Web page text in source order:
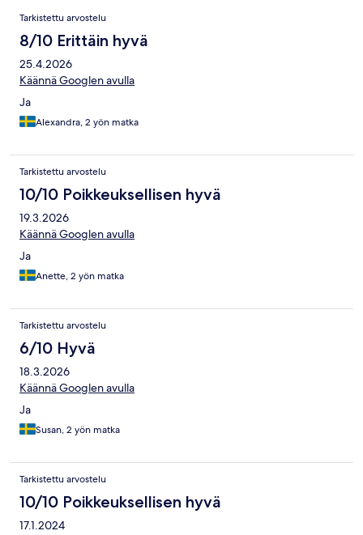
Arvostelut
Tarkistettu arvostelu
8/10 Erittäin hyvä
25.4.2026
Käännä Googlen avulla
Ja
Alexandra, 2 yön matka
Tarkistettu arvostelu
10/10 Poikkeuksellisen hyvä
19.3.2026
Käännä Googlen avulla
Ja
Anette, 2 yön matka
Tarkistettu arvostelu
6/10 Hyvä
18.3.2026
Käännä Googlen avulla
Ja
Susan, 2 yön matka
Tarkistettu arvostelu
10/10 Poikkeuksellisen hyvä
17.1.2024